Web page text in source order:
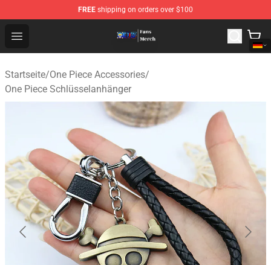
FREE shipping on orders over $100
Open menu
One Piece Store - Official One Piece Merchandise Shop
Startseite/One Piece Accessories/
One Piece Schlüsselanhänger